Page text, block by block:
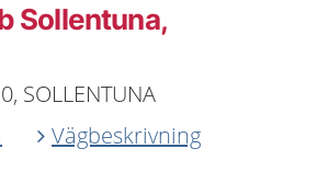
Sollentuna,
SOLLENTUNA
Vägbeskrivning